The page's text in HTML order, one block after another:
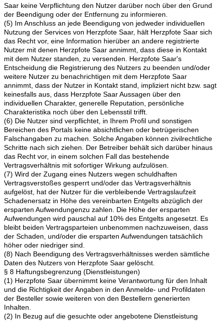
Saar keine Verpflichtung den Nutzer darüber noch über den Grund
der Beendigung oder der Entfernung zu informieren.
(5) Im Anschluss an jede Beendigung von jedweder individuellen
Nutzung der Services von Herzpfote Saar, hält Herzpfote Saar sich
das Recht vor, eine Information hierüber an andere registrierte
Nutzer mit denen Herzpfote Saar annimmt, dass diese in Kontakt
mit dem Nutzer standen, zu versenden. Herzpfote Saar's
Entscheidung die Registrierung des Nutzers zu beenden und/oder
weitere Nutzer zu benachrichtigen mit dem Herzpfote Saar
annimmt, dass der Nutzer in Kontakt stand, impliziert nicht bzw. sagt
keinesfalls aus, dass Herzpfote Saar Aussagen über den
individuellen Charakter, generelle Reputation, persönliche
Charakteristika noch über den Lebensstil trifft.
(6) Die Nutzer sind verpflichtet, in Ihrem Profil und sonstigen
Bereichen des Portals keine absichtlichen oder betrügerischen
Falschangaben zu machen. Solche Angaben können zivilrechtliche
Schritte nach sich ziehen. Der Betreiber behält sich darüber hinaus
das Recht vor, in einem solchen Fall das bestehende
Vertragsverhältnis mit sofortiger Wirkung aufzulösen.
(7) Wird der Zugang eines Nutzers wegen schuldhaften
Vertragsverstoßes gesperrt und/oder das Vertragsverhältnis
aufgelöst, hat der Nutzer für die verbleibende Vertragslaufzeit
Schadenersatz in Höhe des vereinbarten Entgelts abzüglich der
ersparten Aufwendungenzu zahlen. Die Höhe der ersparten
Aufwendungen wird pauschal auf 10% des Entgelts angesetzt. Es
bleibt beiden Vertragsparteien unbenommen nachzuweisen, dass
der Schaden, und/oder die ersparten Aufwendungen tatsächlich
höher oder niedriger sind.
(8) Nach Beendigung des Vertragsverhältnisses werden sämtliche
Daten des Nutzers von Herzpfote Saar gelöscht.
§ 8 Haftungsbegrenzung (Dienstleistungen)
(1) Herzpfote Saar übernimmt keine Verantwortung für den Inhalt
und die Richtigkeit der Angaben in den Anmelde- und Profildaten
der Besteller sowie weiteren von den Bestellern generierten
Inhalten.
(2) In Bezug auf die gesuchte oder angebotene Dienstleistung